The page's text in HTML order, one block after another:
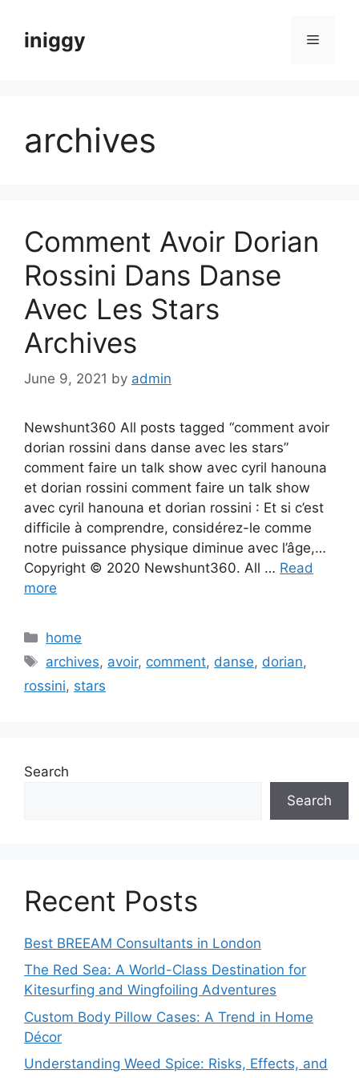
contentiniggy Menu
archives
Comment Avoir Dorian
Rossini Dans Danse
Avec Les Stars
Archives
June 9, 2021 by admin
Newshunt360 All posts tagged “comment avoir
dorian rossini dans danse avec les stars”
comment faire un talk show avec cyril hanouna
et dorian rossini comment faire un talk show
avec cyril hanouna et dorian rossini : Et si c’est
difficile à comprendre, considérez-le comme
notre puissance physique diminue avec l’âge,…
Copyright © 2020 Newshunt360. All … Read
more
Categories
home
Tags
archives, avoir, comment, danse, dorian,
rossini, stars
Search
Search
Recent Posts
Best BREEAM Consultants in London
The Red Sea: A World-Class Destination for
Kitesurfing and Wingfoiling Adventures
Custom Body Pillow Cases: A Trend in Home
Décor
Understanding Weed Spice: Risks, Effects, and